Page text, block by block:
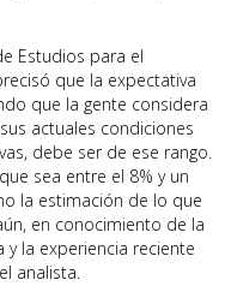
Estudios para el
que la expectativa
que la gente considera
actuales condiciones
debe ser de ese rango.
sea entre el 8% y un
la estimación de lo que
en conocimiento de la
la experiencia reciente
analista.